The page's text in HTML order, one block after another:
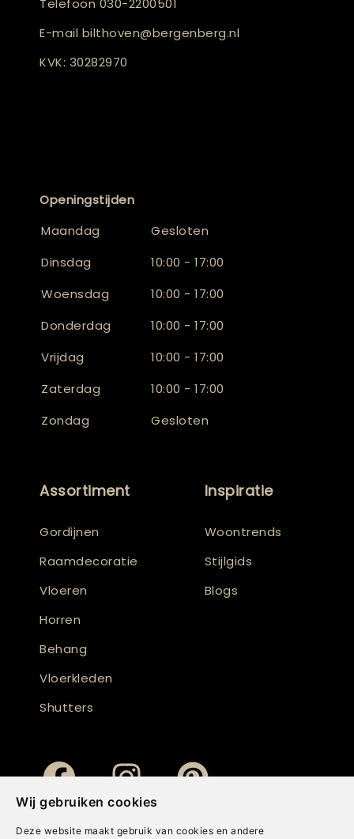
Wij gebruiken cookies
Deze website maakt gebruik van cookies en andere
Telefoon 030-2200501
E-mail bilthoven@bergenberg.nl
KVK: 30282970
Openingstijden
Maandag
Gesloten
Dinsdag
10:00 - 17:00
Woensdag
10:00 - 17:00
Donderdag
10:00 - 17:00
Vrijdag
10:00 - 17:00
Zaterdag
10:00 - 17:00
Zondag
Gesloten
Assortiment
Gordijnen
Raamdecoratie
Vloeren
Horren
Behang
Vloerkleden
Shutters
Inspiratie
Woontrends
Stijlgids
Blogs